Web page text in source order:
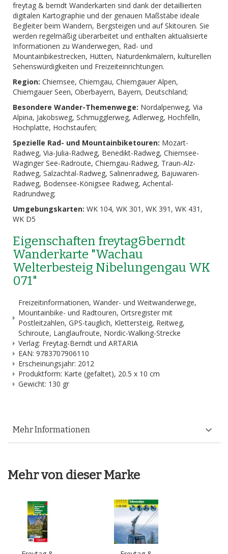
freytag & berndt Wanderkarten sind dank der detaillierten
digitalen Kartographie und der genauen Maßstäbe ideale
Begleiter beim Wandern, Bergsteigen und auf Skitouren. Sie
werden regelmäßig überarbeitet und enthalten aktualisierte
Informationen zu Wanderwegen, Rad- und
Mountainbikestrecken, Hütten, Naturdenkmälern, kulturellen
Sehenswürdigkeiten und Freizeiteinrichtungen.
Region: Chiemsee, Chiemgau, Chiemgauer Alpen,
Chiemgauer Seen, Oberbayern, Bayern, Deutschland;
Besondere Wander-Themenwege: Nordalpenweg, Via
Alpina, Jakobsweg, Schmugglerweg, Adlerweg, Hochfelln,
Hochplatte, Hochstaufen;
Spezielle Rad- und Mountainbiketouren: Mozart-
Radweg, Via-Julia-Radweg, Benedikt-Radweg, Chiemsee-
Waginger See-Radroute, Chiemgau-Radweg, Traun-Alz-
Radweg, Salzachtal-Radweg, Salinenradweg, Bajuwaren-
Radweg, Bodensee-Königsee Radweg, Achental-
Radrundweg;
Umgebungskarten: WK 104, WK 301, WK 391, WK 431,
WK D5
Eigenschaften freytag&berndt
Wanderkarte "Wachau
Welterbesteig Nibelungengau WK
071"
Freizeitinformationen, Wander- und Weitwanderwege,
Mountainbike- und Radtouren, Ortsregister mit
Postleitzahlen, GPS-tauglich, Klettersteig, Reitweg,
Schiroute, Langlaufroute, Nordic-Walking-Strecke
Verlag: Freytag-Berndt und ARTARIA
EAN: 9783707906110
Erscheinungsjahr: 2012
Produktform: Karte (gefaltet), 20.5 x 10 cm
Gewicht: 130 gr
Mehr Informationen
Mehr von dieser Marke